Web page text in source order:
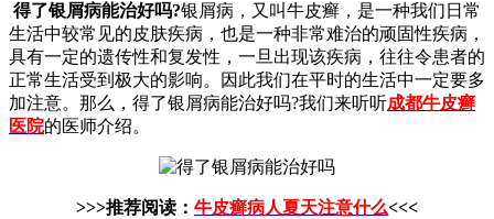
得了银屑病能治好吗?银屑病，又叫牛皮癣，是一种我们日常
生活中较常见的皮肤疾病，也是一种非常难治的顽固性疾病，
具有一定的遗传性和复发性，一旦出现该疾病，往往令患者的
正常生活受到极大的影响。因此我们在平时的生活中一定要多
加注意。那么，得了银屑病能治好吗?我们来听听成都牛皮癣
医院的医师介绍。
>>>推荐阅读： 牛皮癣病人夏天注意什么<<<